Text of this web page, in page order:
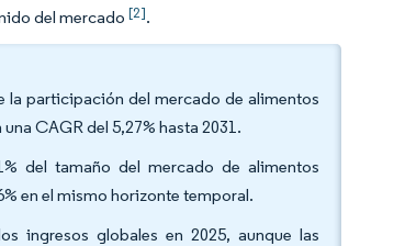
del mercado[2].
la participación del mercado de alimentos
CAGR del 5,27% hasta 2031.
del tamaño del mercado de alimentos
en el mismo horizonte temporal.
ingresos globales en 2025, aunque las